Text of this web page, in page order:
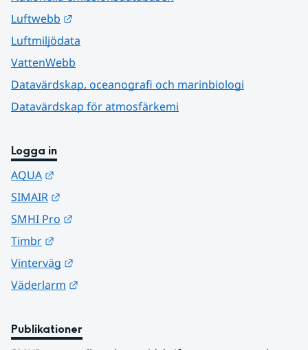
Luftwebb
Luftmiljödata
VattenWebb
Datavärdskap, oceanografi och marinbiologi
Datavärdskap för atmosfärkemi
Logga in
AQUA
SIMAIR
SMHI Pro
Timbr
Vinterväg
Väderlarm
Publikationer